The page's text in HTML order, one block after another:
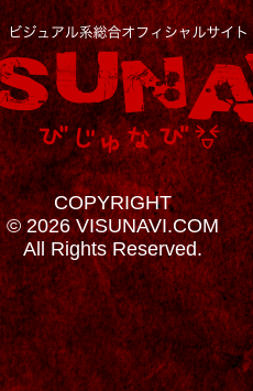
COPYRIGHT
© 2026 VISUNAVI.COM
All Rights Reserved.